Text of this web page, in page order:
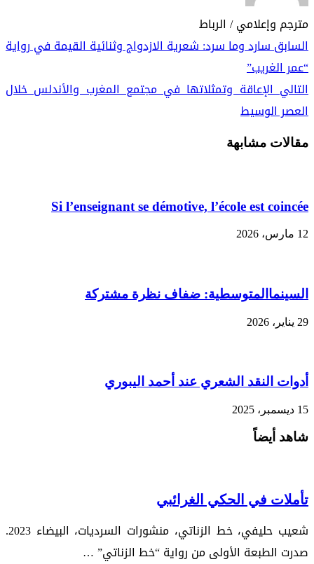
مترجم وإعلامي / الرباط
السابقسارد وما سرد: شعرية الازدواج وثنائية القيمة في رواية
“عمر الغريب”
التاليالإعاقة وتمثلاتها في مجتمع المغرب والأندلس خلال
العصر الوسيط
مقالات مشابهة
Si l’enseignant se démotive, l’école est coincée
12 مارس، 2026
السينماالمتوسطية: ضفاف نظرة مشتركة
29 يناير، 2026
أدوات النقد الشعري عند أحمد اليبوري
15 ديسمبر، 2025
شاهد أيضاً
تأملات في الحكي الغرائبي
شعيب حليفي، خط الزناتي، منشورات السرديات، البيضاء 2023.
صدرت الطبعة الأولى من رواية “خط الزناتي” …